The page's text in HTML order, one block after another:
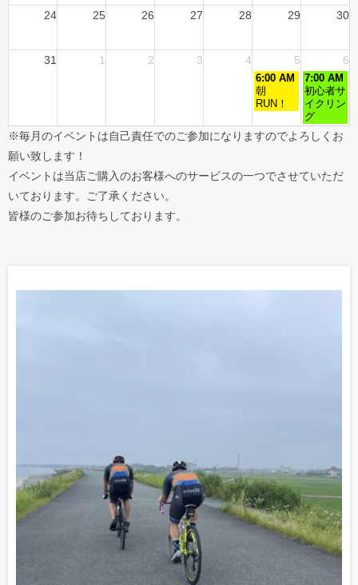
24 25 26 27 28 29 30
31 1 2 3 4 5 6
6:00 AM
朝
RUN！
7:00 AM
初心者サ
イクリン
グ
※毎月のイベントは自己責任でのご参加になりますのでよろしくお
願い致します！
イベントは当店ご購入のお客様へのサービスの一つでさせていただ
いております。ご了承ください。
皆様のご参加お待ちしております。